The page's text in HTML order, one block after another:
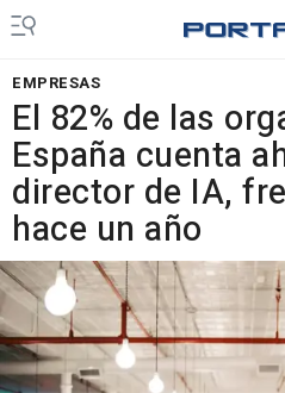
EMPRESAS
El 82% de las
España cuenta
director de IA,
hace un año